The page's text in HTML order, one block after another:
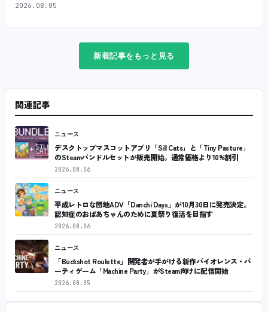
2026.08.05
新着記事をもっと見る
関連記事
ニュース
デスクトップマスコットアプリ「Sill Cats」と「Tiny Pasture」
のSteamバンドルセットが販売開始。通常価格より10%割引
2026.08.06
ニュース
平成レトロな団地ADV「Danchi Days」が10月30日に発売決定。
認知症のおばあちゃんのために夏祭り復活を目指す
2026.08.06
ニュース
「Buckshot Roulette」開発者が手がける新作バイオレンス・パ
ーティゲーム「Machine Party」がSteam向けに配信開始
2026.08.05